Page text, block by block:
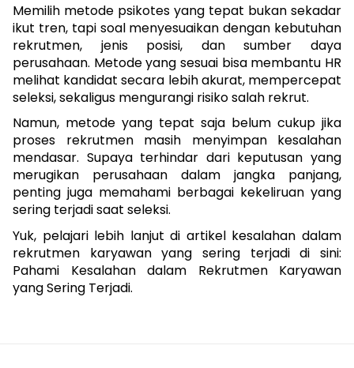
Memilih metode psikotes yang tepat bukan sekadar
ikut tren, tapi soal menyesuaikan dengan kebutuhan
rekrutmen, jenis posisi, dan sumber daya
perusahaan. Metode yang sesuai bisa membantu HR
melihat kandidat secara lebih akurat, mempercepat
seleksi, sekaligus mengurangi risiko salah rekrut.
Namun, metode yang tepat saja belum cukup jika
proses rekrutmen masih menyimpan kesalahan
mendasar. Supaya terhindar dari keputusan yang
merugikan perusahaan dalam jangka panjang,
penting juga memahami berbagai kekeliruan yang
sering terjadi saat seleksi.
Yuk, pelajari lebih lanjut di artikel kesalahan dalam
Pahami Kesalahan dalam Rekrutmen Karyawan
yang Sering Terjadi.